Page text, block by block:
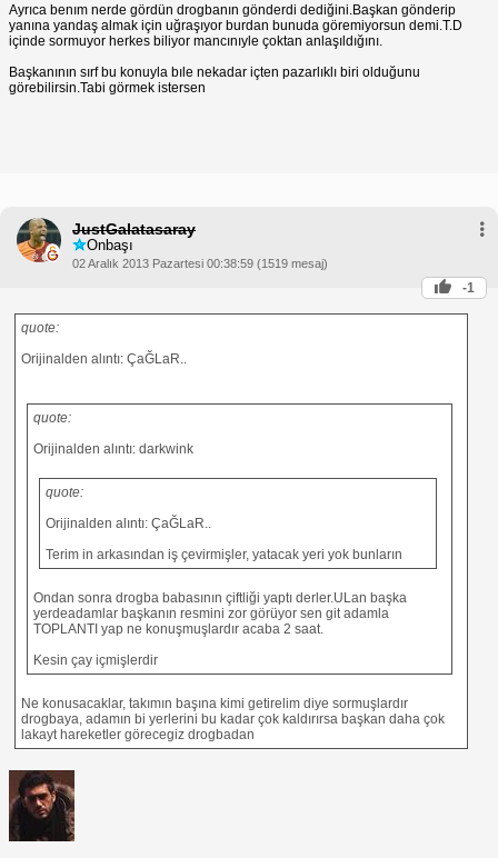
Ayrıca benım nerde gördün drogbanın gönderdi dediğini.Başkan gönderip
yanına yandaş almak için uğraşıyor burdan bunuda göremiyorsun demi.T.D
içinde sormuyor herkes biliyor mancınıyle çoktan anlaşıldığını.
Başkanının sırf bu konuyla bıle nekadar içten pazarlıklı biri olduğunu
görebilirsin.Tabi görmek istersen
JustGalatasaray
Onbaşı
02 Aralık 2013 Pazartesi 00:38:59 (1519 mesaj)
-1
quote:
Orijinalden alıntı: ÇaĞLaR..
quote:
Orijinalden alıntı: darkwink
quote:
Orijinalden alıntı: ÇaĞLaR..
Terim in arkasından iş çevirmişler, yatacak yeri yok bunların
Ondan sonra drogba babasının çiftliği yaptı derler.ULan başka
yerdeadamlar başkanın resmini zor görüyor sen git adamla
TOPLANTI yap ne konuşmuşlardır acaba 2 saat.
Kesin çay içmişlerdir
Ne konusacaklar, takımın başına kimi getirelim diye sormuşlardır
drogbaya, adamın bi yerlerini bu kadar çok kaldırırsa başkan daha çok
lakayt hareketler görecegiz drogbadan